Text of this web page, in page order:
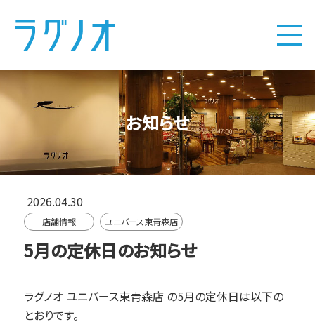
お知らせ
2026.04.30
店舗情報 ユニバース東青森店
5月の定休日のお知らせ
ラグノオ ユニバース東青森店 の5月の定休日は以下の
とおりです。